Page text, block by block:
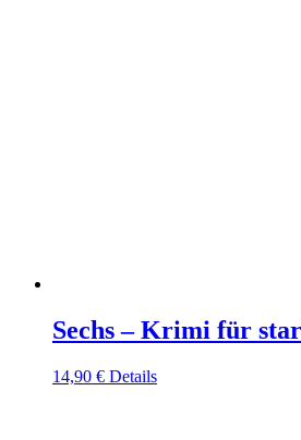
Sechs – Krimi für
14,90 € Details